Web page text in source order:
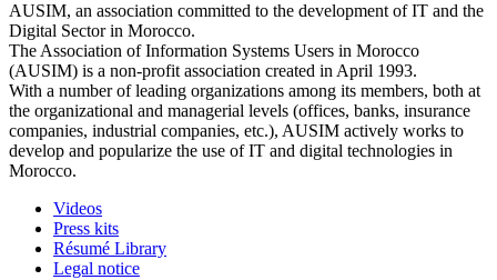
AUSIM, an association committed to the development of IT and the
Digital Sector in Morocco.
The Association of Information Systems Users in Morocco
(AUSIM) is a non-profit association created in April 1993.
With a number of leading organizations among its members, both at
the organizational and managerial levels (offices, banks, insurance
companies, industrial companies, etc.), AUSIM actively works to
develop and popularize the use of IT and digital technologies in
Morocco.
Videos
Press kits
Résumé Library
Legal notice